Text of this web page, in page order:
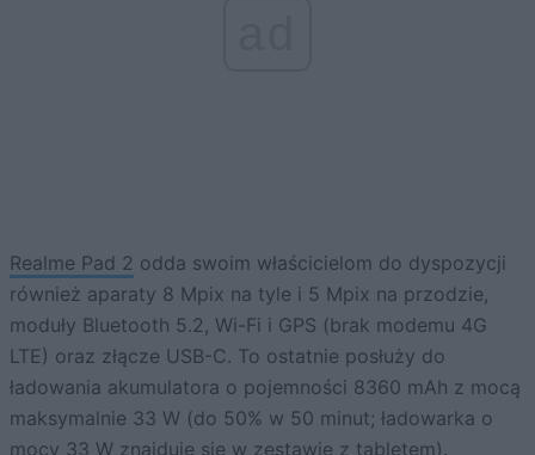
Realme Pad 2 odda swoim właścicielom do dyspozycji
również aparaty 8 Mpix na tyle i 5 Mpix na przodzie,
moduły Bluetooth 5.2, Wi-Fi i GPS (brak modemu 4G
LTE) oraz złącze USB-C. To ostatnie posłuży do
ładowania akumulatora o pojemności 8360 mAh z mocą
maksymalnie 33 W (do 50% w 50 minut; ładowarka o
mocy 33 W znajduje się w zestawie z tabletem).